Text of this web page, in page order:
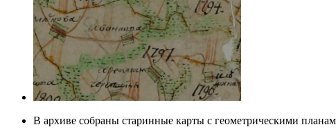
В архиве собраны старинные карты с геометрическими